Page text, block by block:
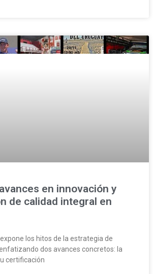
en innovación y
de calidad integral en
los hitos de la estrategia de
dos avances concretos: la
certificación